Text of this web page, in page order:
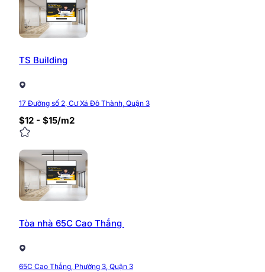
TS Building
17 Đường số 2, Cư Xá Đô Thành, Quận 3
$12 - $15/m2
Tòa nhà 65C Cao Thắng
65C Cao Thắng, Phường 3, Quận 3